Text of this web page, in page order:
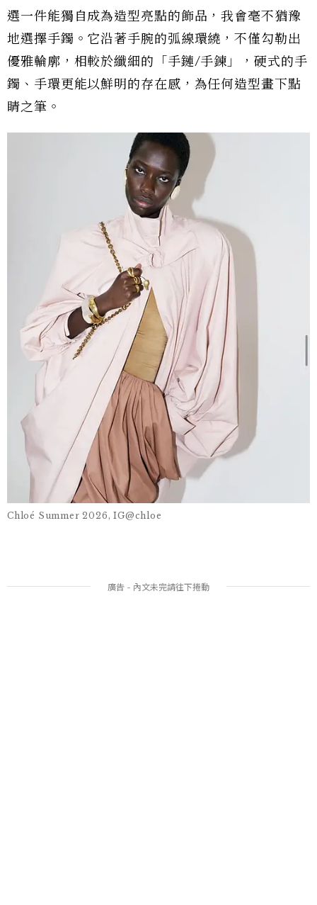
選一件能獨自成為造型亮點的飾品，我會毫不猶豫
地選擇手鐲。它沿著手腕的弧線環繞，不僅勾勒出
優雅輪廓，相較於纖細的「手鏈/手鍊」，硬式的手
鐲、手環更能以鮮明的存在感，為任何造型畫下點
睛之筆。
Chloé Summer 2026, IG@chloe